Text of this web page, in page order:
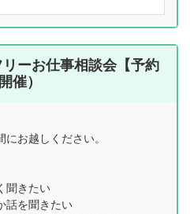
ーお仕事相談会【予約
催）
お越しください。
聞きたい
話を聞きたい